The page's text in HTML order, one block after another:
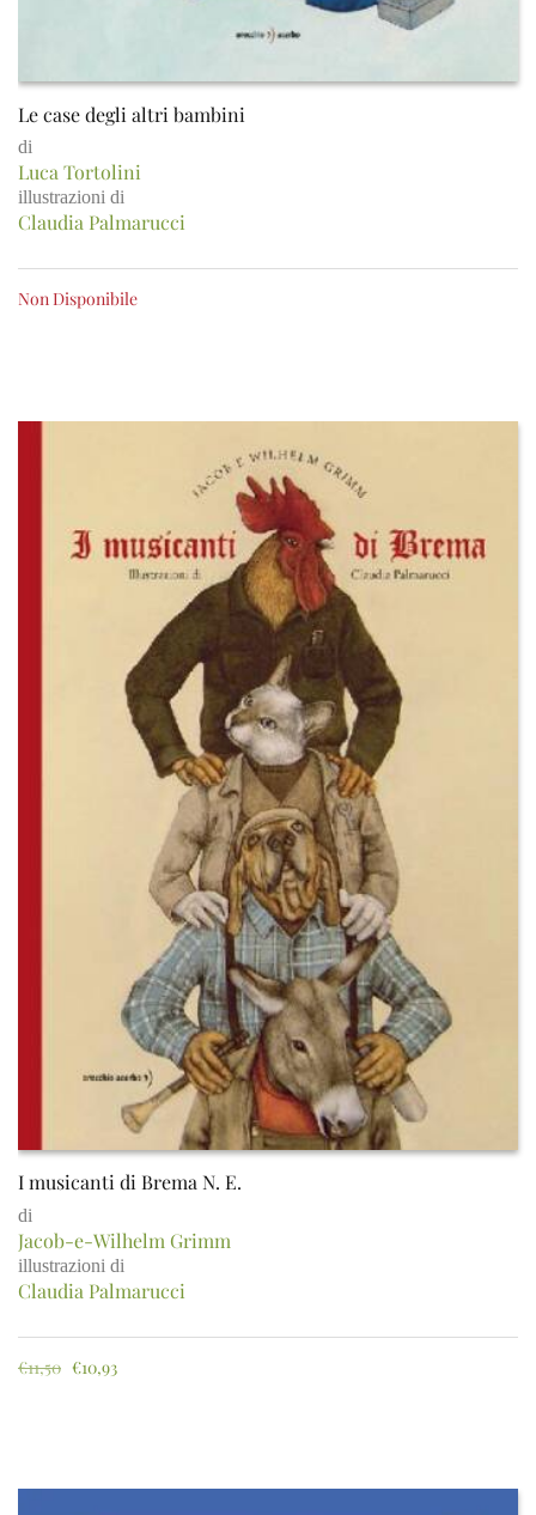
Le case degli altri bambini
di
Luca Tortolini
illustrazioni di
Claudia Palmarucci
Non Disponibile
I musicanti di Brema N. E.
di
Jacob-e-Wilhelm Grimm
illustrazioni di
Claudia Palmarucci
€11,50 €10,93